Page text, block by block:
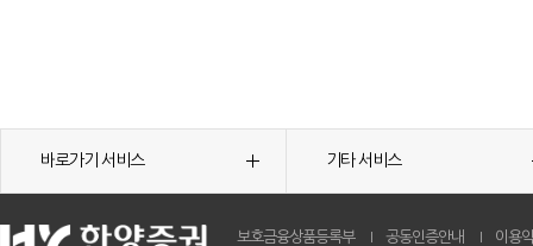
바로가기 서비스 기타 서비스
보호금융상품등록부 공동인증안내 이용